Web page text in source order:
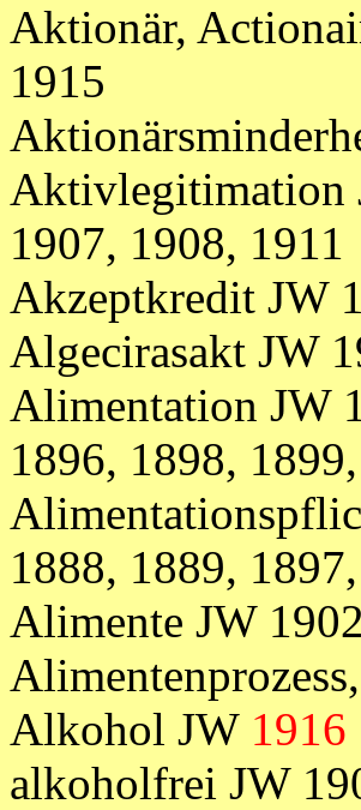
Aktionär,
1915
Aktivlegitimation
1907, 1908, 1911
Akzeptkredit JW
Algecirasakt JW
Alimentation JW
1896, 1898,
1888, 1889,
Alimente JW
Alkohol JW 1916
alkoholfrei JW